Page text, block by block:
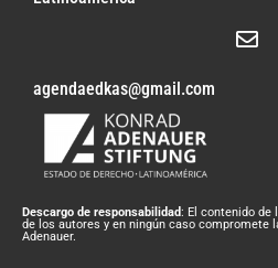
agendaedkas@gmail.com
Descargo de responsabilidad: El contenido de
de los autores y en ningún caso compromete
Adenauer.